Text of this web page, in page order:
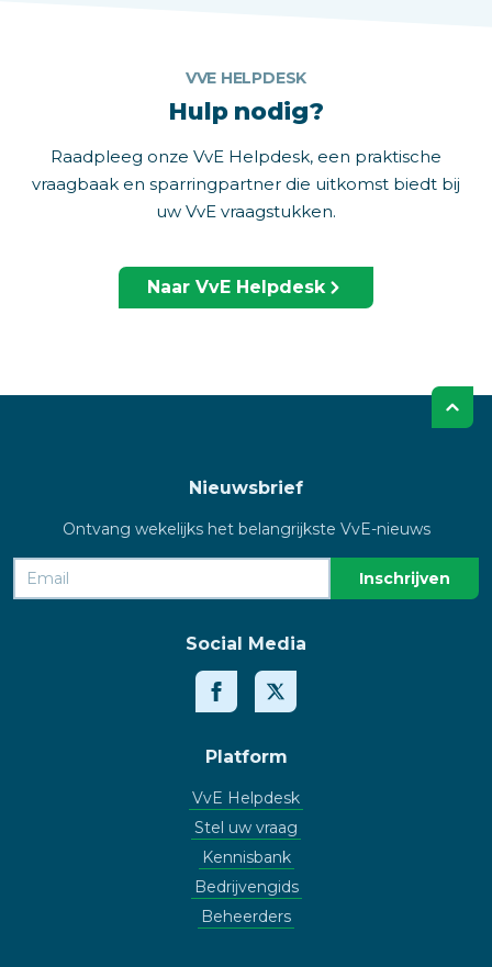
VVE HELPDESK
Hulp nodig?
Raadpleeg onze VvE Helpdesk, een praktische
vraagbaak en sparringpartner die uitkomst biedt bij
uw VvE vraagstukken.
Naar VvE Helpdesk
Nieuwsbrief
Ontvang wekelijks het belangrijkste VvE-nieuws
Social Media
Platform
VvE Helpdesk
Stel uw vraag
Kennisbank
Bedrijvengids
Beheerders